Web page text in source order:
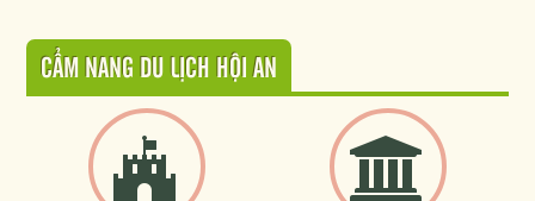
CẨM NANG DU LỊCH HỘI AN